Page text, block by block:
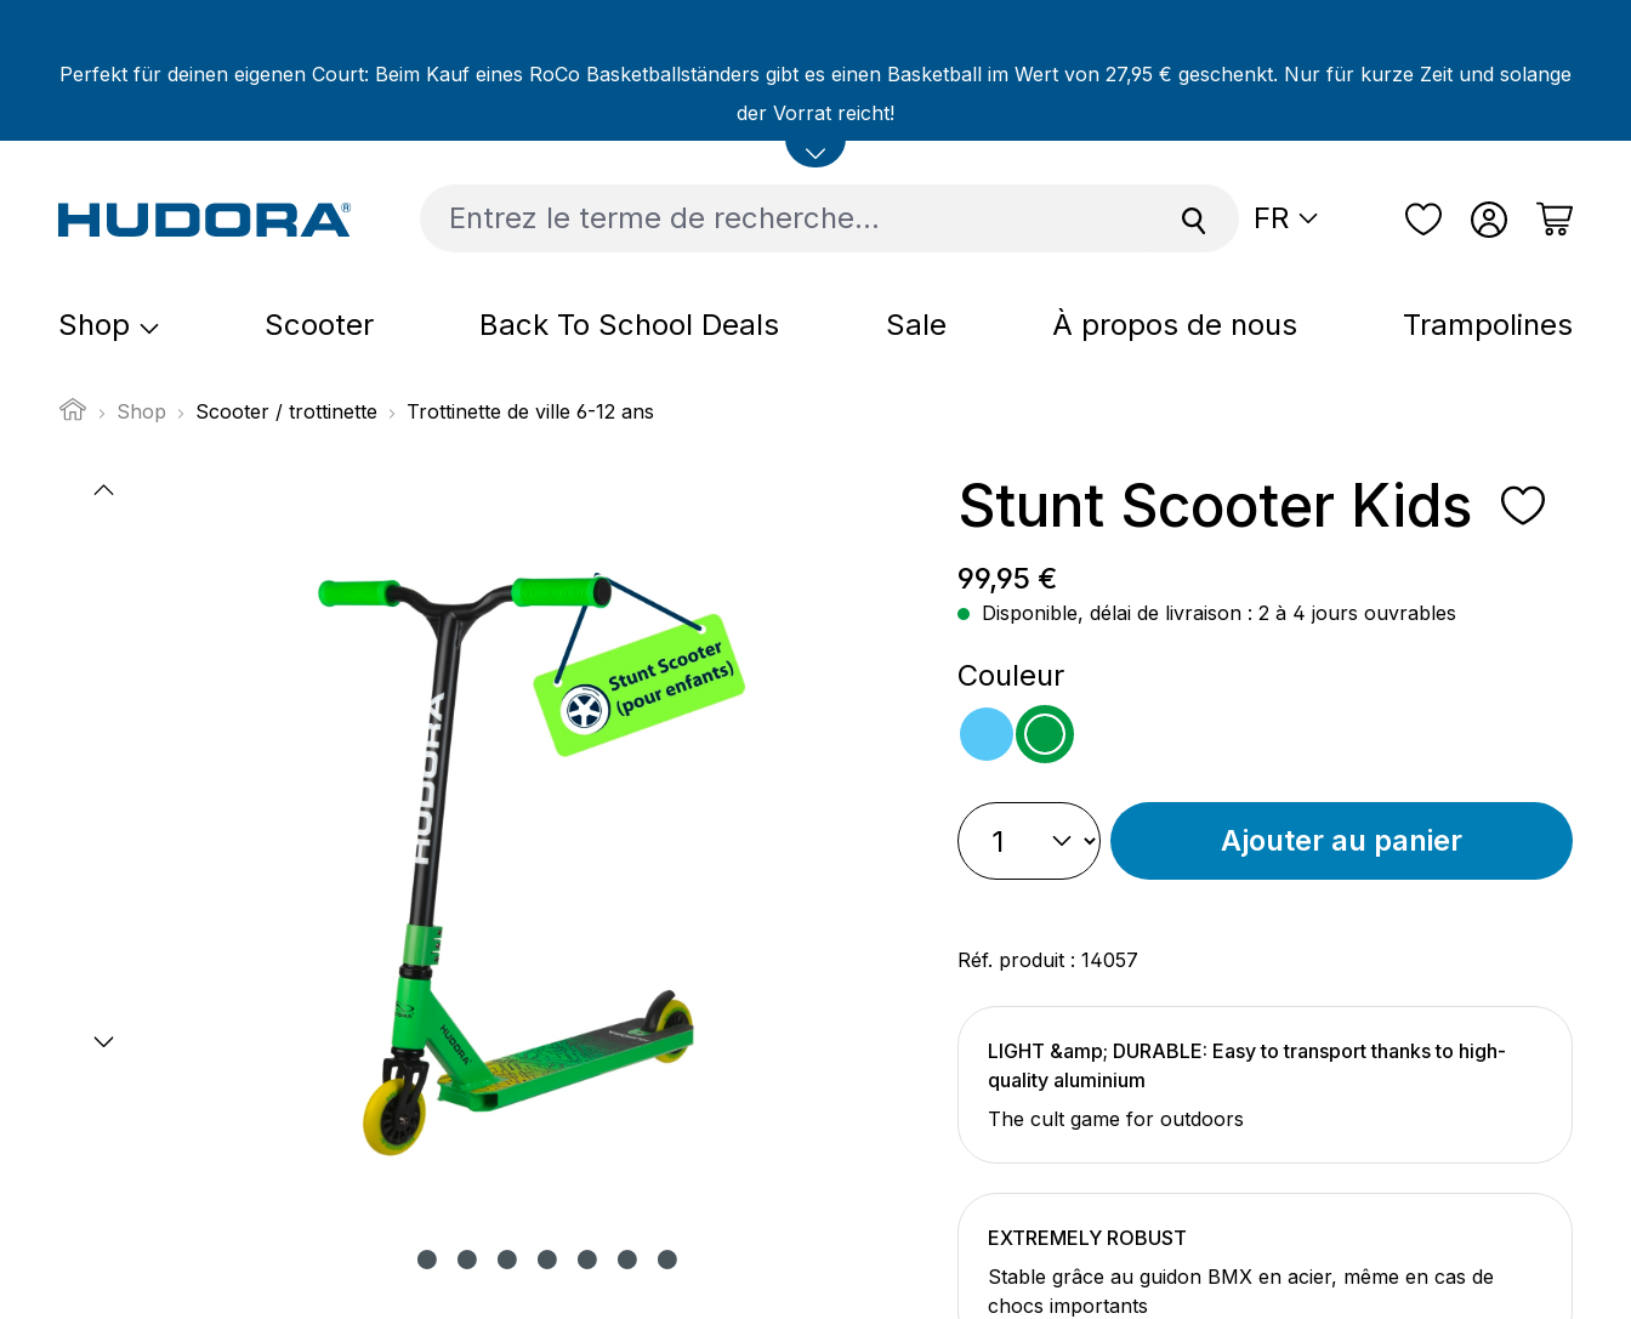
Perfekt für deinen eigenen Court: Beim Kauf eines RoCo Basketballständers gibt es einen Basketball im Wert von 27,95 € geschenkt. Nur für kurze Zeit und solange
der Vorrat reicht!
FR
Shop Scooter Back To School Deals Sale À propos de nous Trampolines
Shop Scooter / trottinette Trottinette de ville 6-12 ans
Ignorer la galerie d'images Stunt Scooter Kids
Prix régulier :
99,95 €
Disponible, délai de livraison : 2 à 4 jours ouvrables
Sélectionnez
Couleur
bleu clair
vert
Ajouter au panier
Réf. produit : 14057
LIGHT &amp; DURABLE: Easy to transport thanks to high-
quality aluminium
The cult game for outdoors
EXTREMELY ROBUST
Stable grâce au guidon BMX en acier, même en cas de
chocs importants